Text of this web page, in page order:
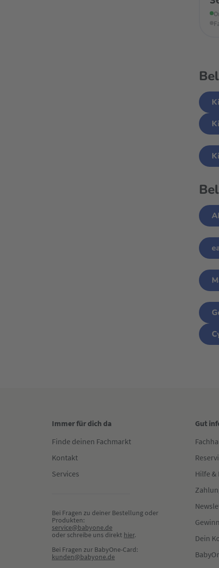
Immer für dich da
Finde deinen Fachmarkt
Kontakt
Services
Bei Fragen zu deiner Bestellung oder
Produkten:
service@babyone.de
oder schreibe uns direkt hier.
Bei Fragen zur BabyOne-Card:
kunden@babyone.de
Gut
Hilfe &
Dein